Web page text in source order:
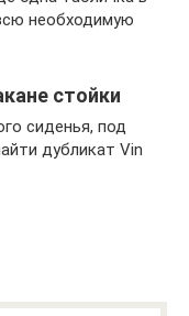
необходимую
стойки
сиденья, под
дубликат Vin